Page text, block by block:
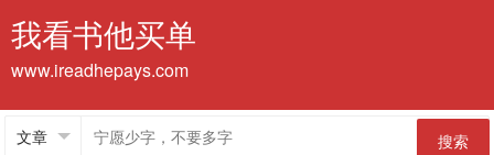
我看书他买单
www.ireadhepays.com
搜索